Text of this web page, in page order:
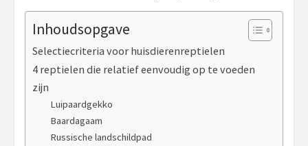
Inhoudsopgave
Selectiecriteria voor huisdierenreptielen
4 reptielen die relatief eenvoudig op te voeden
zijn
Luipaardgekko
Baardagaam
Russische landschildpad